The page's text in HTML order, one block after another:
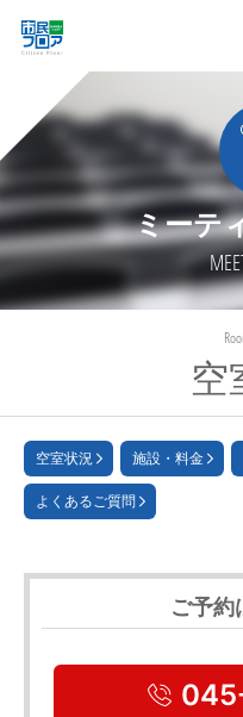
ミーテ
空
空室状況 施設・料金
よくあるご質問
ご予約